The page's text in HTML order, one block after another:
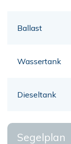
Ballast
Wassertank
Dieseltank
Segelplan